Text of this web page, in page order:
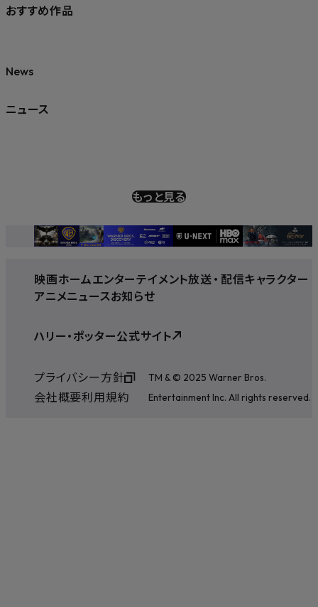
おすすめ作品
News
ニュース
もっと見る
映画ホームエンターテイメント放送・ 配信キャラクター
アニメニュースお知らせ
ハリー・ポッター公式サイト
プライバシー方針
会社概要利用規約
TM & © 2025 Warner Bros.
Entertainment Inc. All rights reserved.